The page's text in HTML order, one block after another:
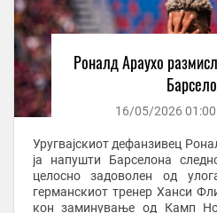
Роналд Араухо
16/05/2026 01:00
Уругвајскиот дефанзивец
ја напушти Барселона
целосно задоволен од
германскиот тренер Ханси
кон заминување од Камп